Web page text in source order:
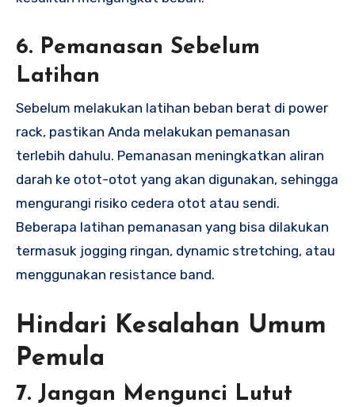
6. Pemanasan Sebelum
Latihan
Sebelum melakukan latihan beban berat di power
rack, pastikan Anda melakukan pemanasan
terlebih dahulu. Pemanasan meningkatkan aliran
darah ke otot-otot yang akan digunakan, sehingga
mengurangi risiko cedera otot atau sendi.
Beberapa latihan pemanasan yang bisa dilakukan
termasuk jogging ringan, dynamic stretching, atau
menggunakan resistance band.
Hindari Kesalahan Umum
Pemula
7. Jangan Mengunci Lutut